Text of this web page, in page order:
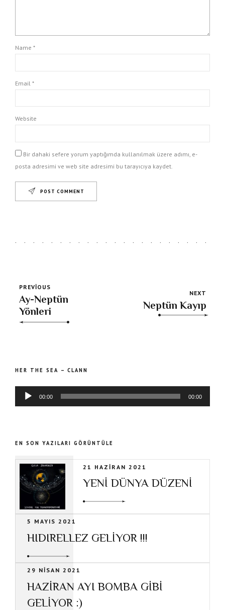
Name *
Email *
Website
Bir dahaki sefere yorum yaptığımda kullanılmak üzere adımı, e-
posta adresimi ve web site adresimi bu tarayıcıya kaydet.
POST COMMENT
PREVIOUS
Ay-Neptün
Yönleri
NEXT
Neptün Kayıp
HER THE SEA – CLANN
00:00 00:00
EN SON YAZILARI GÖRÜNTÜLE
21 HAZIRAN 2021
YENİ DÜNYA DÜZENİ
5 MAYIS 2021
HIDIRELLEZ GELİYOR !!!
29 NISAN 2021
HAZİRAN AYI BOMBA GİBİ
GELİYOR :)